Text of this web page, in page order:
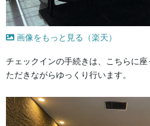
画像をもっと見る（楽天）
チェックインの手続きは、こちらに
ただきながらゆっくり行います。